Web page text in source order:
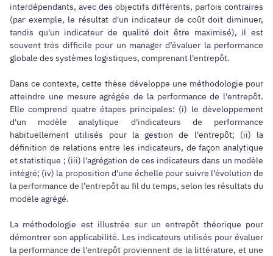
interdépendants, avec des objectifs différents, parfois contraires
(par exemple, le résultat d'un indicateur de coût doit diminuer,
tandis qu'un indicateur de qualité doit être maximisé), il est
souvent très difficile pour un manager d’évaluer la performance
globale des systèmes logistiques, comprenant l'entrepôt.
Dans ce contexte, cette thèse développe une méthodologie pour
atteindre une mesure agrégée de la performance de l'entrepôt.
Elle comprend quatre étapes principales: (i) le développement
d'un modèle analytique d'indicateurs de performance
habituellement utilisés pour la gestion de l'entrepôt; (ii) la
définition de relations entre les indicateurs, de façon analytique
et statistique ; (iii) l'agrégation de ces indicateurs dans un modèle
intégré; (iv) la proposition d'une échelle pour suivre l’évolution de
la performance de l’entrepôt au fil du temps, selon les résultats du
modèle agrégé.
La méthodologie est illustrée sur un entrepôt théorique pour
démontrer son applicabilité. Les indicateurs utilisés pour évaluer
la performance de l'entrepôt proviennent de la littérature, et une